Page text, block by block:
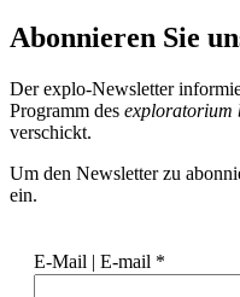
Abonnieren Sie
Der explo-Newsletter
Programm des exploratorium
verschickt.
Um den Newsletter zu
ein.
E-Mail | E-mail *